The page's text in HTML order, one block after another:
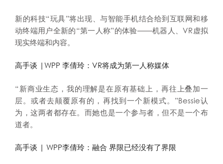
新的科技“玩具”将出现、与智能手机结合给到互联网和移
动终端用户全新的“第一人称”的体验——机器人、VR虚拟
现实终端和内容。
高手谈 |WPP 李倩玲：VR将成为第一人称媒体
“新商业生态，我的理解是在原有基础上，再往上叠加一
层。或者去颠覆原有的，再找到一个新模式。”Bessie认
为，这两者都存在。而她也是一个参与者，但不是一个布
道者。
高手谈 | WPP李倩玲：融合 界限已经没有了界限